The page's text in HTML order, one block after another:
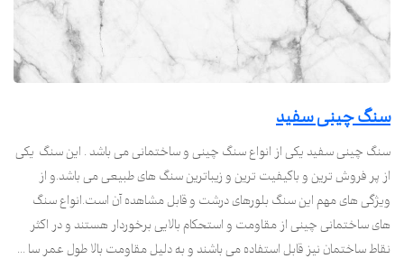
سنگ چینی سفید
سنگ چینی سفید یکی از انواع سنگ چینی و ساختمانی می باشد . این سنگ یکی
از پر فروش ترین و باکیفیت ترین و زیباترین سنگ های طبیعی می باشد.و از
ویژگی های مهم این سنگ بلورهای درشت و قابل مشاهده آن است.انواع سنگ
های ساختمانی چینی از مقاومت و استحکام بالایی برخوردار هستند و در اکثر
نقاط ساختمان نیز قابل استفاده می باشند و به دلیل مقاومت بالا طول عمر سا ...